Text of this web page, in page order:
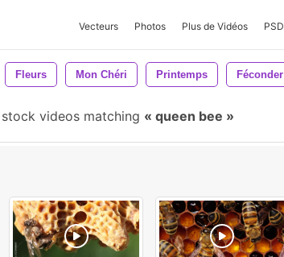
Vecteurs Photos Plus de Vidéos PSD
Fleurs Mon Chéri Printemps Féconder
videos matching queen bee